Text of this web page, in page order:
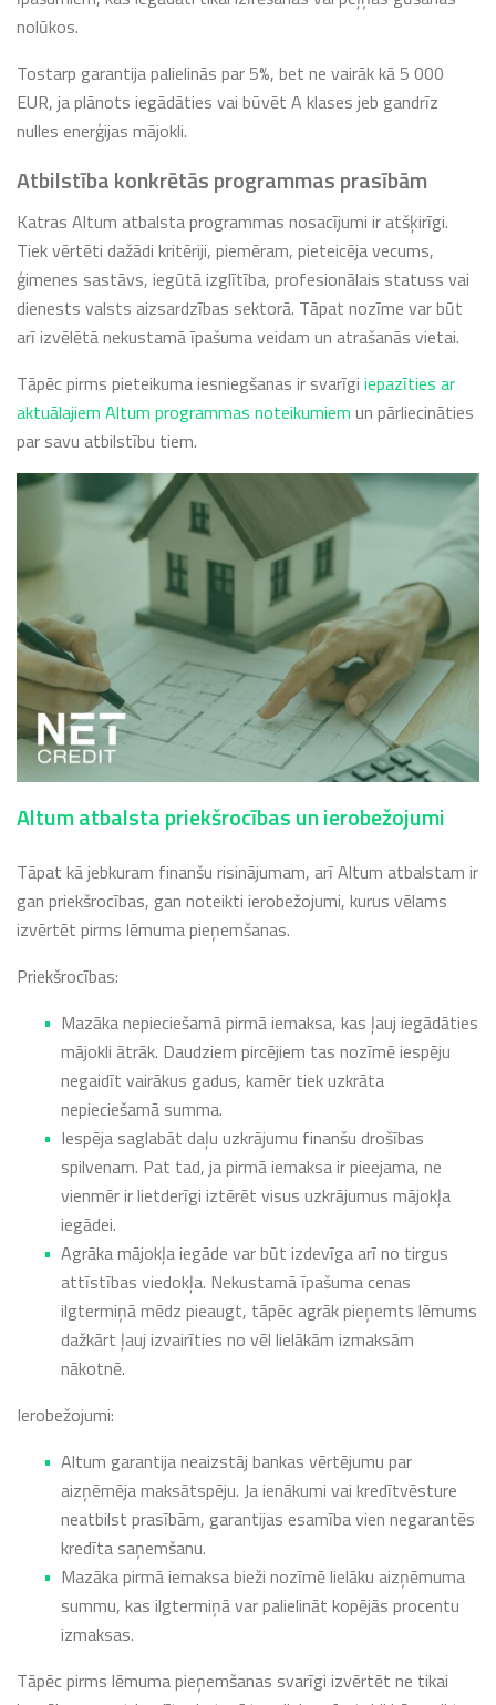
nolūkos.
Tostarp garantija palielinās par 5%, bet ne vairāk kā 5 000
EUR, ja plānots iegādāties vai būvēt A klases jeb gandrīz
nulles enerģijas mājokli.
Atbilstība konkrētās programmas prasībām
Katras Altum atbalsta programmas nosacījumi ir atšķirīgi.
Tiek vērtēti dažādi kritēriji, piemēram, pieteicēja vecums,
ģimenes sastāvs, iegūtā izglītība, profesionālais statuss vai
dienests valsts aizsardzības sektorā. Tāpat nozīme var būt
arī izvēlētā nekustamā īpašuma veidam un atrašanās vietai.
Tāpēc pirms pieteikuma iesniegšanas ir svarīgi iepazīties ar
aktuālajiem Altum programmas noteikumiem un pārliecināties
par savu atbilstību tiem.
Altum atbalsta priekšrocības un ierobežojumi
Tāpat kā jebkuram finanšu risinājumam, arī Altum atbalstam ir
gan priekšrocības, gan noteikti ierobežojumi, kurus vēlams
izvērtēt pirms lēmuma pieņemšanas.
Priekšrocības:
Mazāka nepieciešamā pirmā iemaksa, kas ļauj iegādāties
mājokli ātrāk. Daudziem pircējiem tas nozīmē iespēju
negaidīt vairākus gadus, kamēr tiek uzkrāta
nepieciešamā summa.
Iespēja saglabāt daļu uzkrājumu finanšu drošības
spilvenam. Pat tad, ja pirmā iemaksa ir pieejama, ne
vienmēr ir lietderīgi iztērēt visus uzkrājumus mājokļa
iegādei.
Agrāka mājokļa iegāde var būt izdevīga arī no tirgus
attīstības viedokļa. Nekustamā īpašuma cenas
ilgtermiņā mēdz pieaugt, tāpēc agrāk pieņemts lēmums
dažkārt ļauj izvairīties no vēl lielākām izmaksām
nākotnē.
Ierobežojumi:
Altum garantija neaizstāj bankas vērtējumu par
aizņēmēja maksātspēju. Ja ienākumi vai kredītvēsture
neatbilst prasībām, garantijas esamība vien negarantēs
kredīta saņemšanu.
Mazāka pirmā iemaksa bieži nozīmē lielāku aizņēmuma
summu, kas ilgtermiņā var palielināt kopējās procentu
izmaksas.
Tāpēc pirms lēmuma pieņemšanas svarīgi izvērtēt ne tikai